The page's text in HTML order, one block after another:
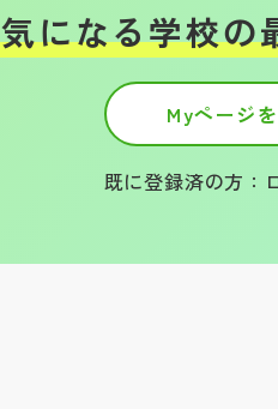
気になる学校の
Myページ
既に登録済の方：